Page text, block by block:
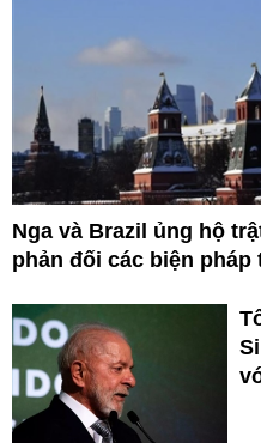
Nga và Brazil ủng hộ
phản đối các biện